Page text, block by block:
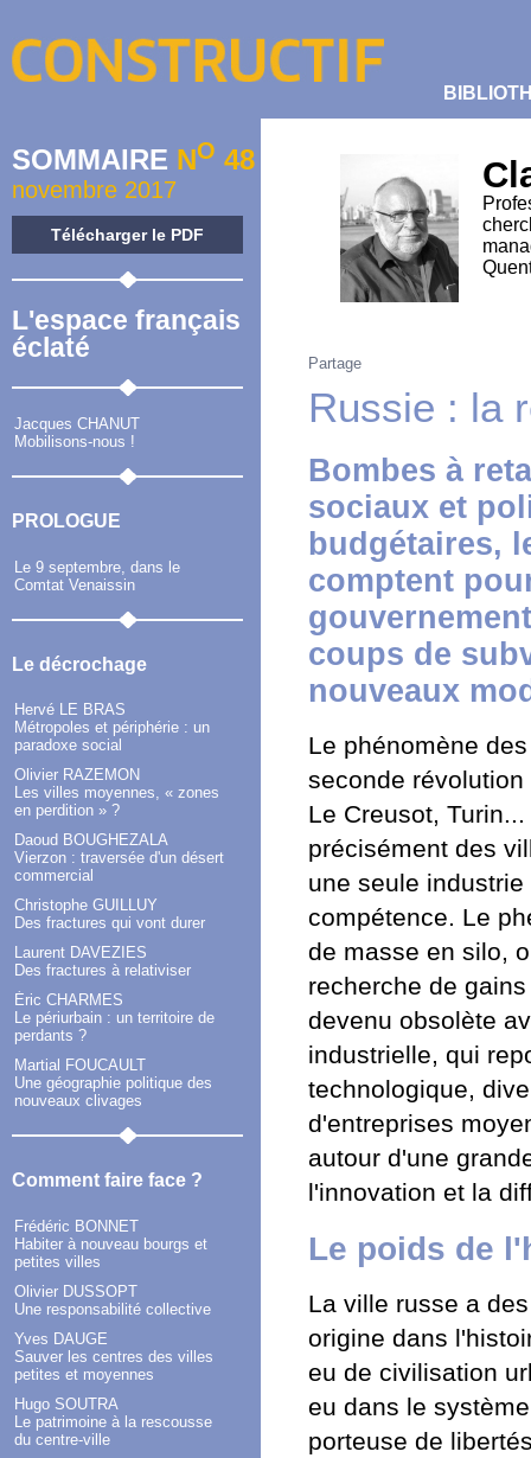
SOMMAIRE NO 48
novembre 2017
Télécharger le PDF
L'espace français
éclaté
Jacques CHANUT
Mobilisons-nous !
PROLOGUE
Le 9 septembre, dans le
Comtat Venaissin
Le décrochage
Hervé LE BRAS
Métropoles et périphérie : un
paradoxe social
Olivier RAZEMON
Les villes moyennes, « zones
en perdition » ?
Daoud BOUGHEZALA
Vierzon : traversée d'un désert
commercial
Christophe GUILLUY
Des fractures qui vont durer
Laurent DAVEZIES
Des fractures à relativiser
Éric CHARMES
Le périurbain : un territoire de
perdants ?
Martial FOUCAULT
Une géographie politique des
nouveaux clivages
Comment faire face ?
Frédéric BONNET
Habiter à nouveau bourgs et
petites villes
Olivier DUSSOPT
Une responsabilité collective
Yves DAUGE
Sauver les centres des villes
petites et moyennes
Hugo SOUTRA
Le patrimoine à la rescousse
du centre-ville
Partage
Russie : la
Bombes à
sociaux et
budgétaires,
comptent
coups de
nouveaux
Le phénomène
seconde
Le Creusot,
précisément des
une seule
compétence. Le
de masse en silo,
recherche de
devenu obsolète
industrielle, qui
technologique,
d'entreprises
autour d'une
l'innovation et la
Le poids de
La ville russe a
origine dans
eu de civilisation
eu dans le
porteuse de